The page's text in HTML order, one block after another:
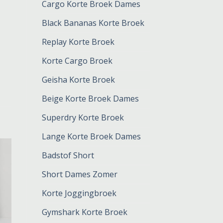
Cargo Korte Broek Dames
Black Bananas Korte Broek
Replay Korte Broek
Korte Cargo Broek
Geisha Korte Broek
Beige Korte Broek Dames
Superdry Korte Broek
Lange Korte Broek Dames
Badstof Short
Short Dames Zomer
Korte Joggingbroek
Gymshark Korte Broek